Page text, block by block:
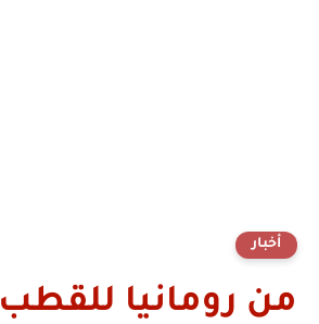
أخبار
من رومانيا للقطب